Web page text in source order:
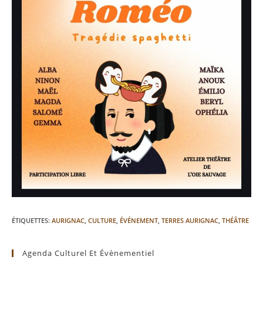
ÉTIQUETTES: AURIGNAC CULTURE ÉVÉNEMENT TERRES AURIGNAC THÉÂTRE
Agenda Culturel Et Évènementiel